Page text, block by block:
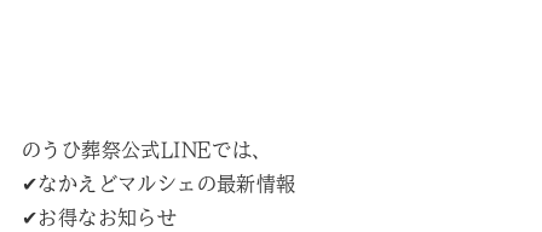
のうひ葬祭公式LINEでは、
✔︎なかえどマルシェの最新情報
✔︎お得なお知らせ